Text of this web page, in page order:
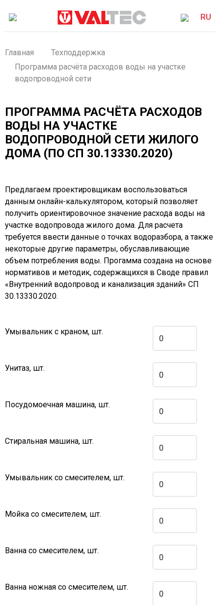
RU
Главная
Техподдержка
Программа расчёта расходов воды на участке
водопроводной сети
ПРОГРАММА РАСЧЁТА РАСХОДОВ
ВОДЫ НА УЧАСТКЕ
ВОДОПРОВОДНОЙ СЕТИ ЖИЛОГО
ДОМА (ПО СП 30.13330.2020)
Предлагаем проектировщикам воспользоваться
данным онлайн-калькулятором, который позволяет
получить ориентировочное значение расхода воды на
участке водопровода жилого дома. Для расчета
требуется ввести данные о точках водоразбора, а также
некоторые другие параметры, обуславливающие
объем потребления воды. Прогамма создана на основе
нормативов и методик, содержащихся в Своде правил
«Внутренний водопровод и канализация зданий» СП
30.13330.2020.
Умывальник с краном, шт.
Унитаз, шт.
Посудомоечная машина, шт.
Стиральная машина, шт.
Умывальник со смесителем, шт.
Мойка со смесителем, шт.
Ванна со смесителем, шт.
Ванна ножная со смесителем, шт.